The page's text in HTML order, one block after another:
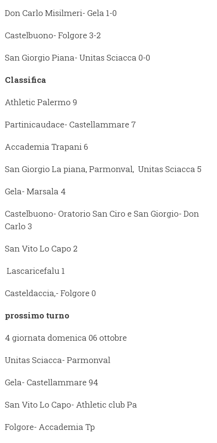
Don Carlo Misilmeri- Gela 1-0
Castelbuono- Folgore 3-2
San Giorgio Piana- Unitas Sciacca 0-0
Classifica
Athletic Palermo 9
Partinicaudace- Castellammare 7
Accademia Trapani 6
San Giorgio La piana, Parmonval, Unitas Sciacca 5
Gela- Marsala 4
Castelbuono- Oratorio San Ciro e San Giorgio- Don
Carlo 3
San Vito Lo Capo 2
Lascaricefalu 1
Casteldaccia,- Folgore 0
prossimo turno
4 giornata domenica 06 ottobre
Unitas Sciacca- Parmonval
Gela- Castellammare 94
San Vito Lo Capo- Athletic club Pa
Folgore- Accademia Tp